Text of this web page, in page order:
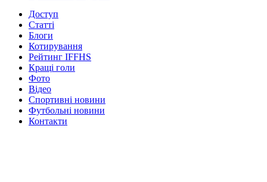
Доступ
Статті
Блоги
Котирування
Рейтинг IFFHS
Кращі голи
Фото
Відео
Спортивні новини
Футбольні новини
Контакти